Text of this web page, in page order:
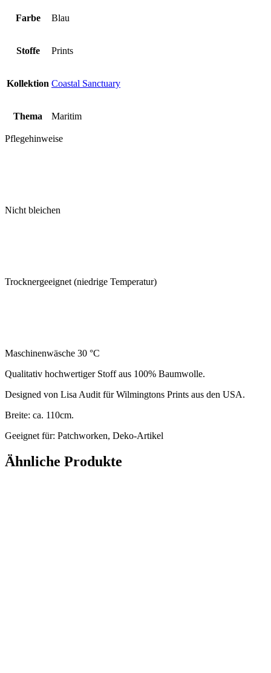
Farbe Blau
Stoffe Prints
Kollektion Coastal Sanctuary
Thema Maritim
Pflegehinweise
Nicht bleichen
Trocknergeeignet (niedrige Temperatur)
Maschinenwäsche 30 °C
Qualitativ hochwertiger Stoff aus 100% Baumwolle.
Designed von Lisa Audit für Wilmingtons Prints aus den USA.
Breite: ca. 110cm.
Geeignet für: Patchworken, Deko-Artikel
Ähnliche Produkte